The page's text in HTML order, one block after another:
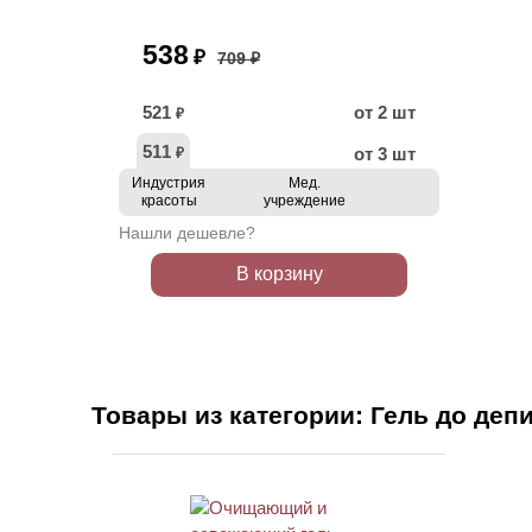
538 ₽ 709 ₽
521 ₽
от 2 шт
511 ₽ от 3 шт
Индустрия
красоты
Мед.
учреждение
Нашли дешевле?
В корзину
Товары из категории: Гель до